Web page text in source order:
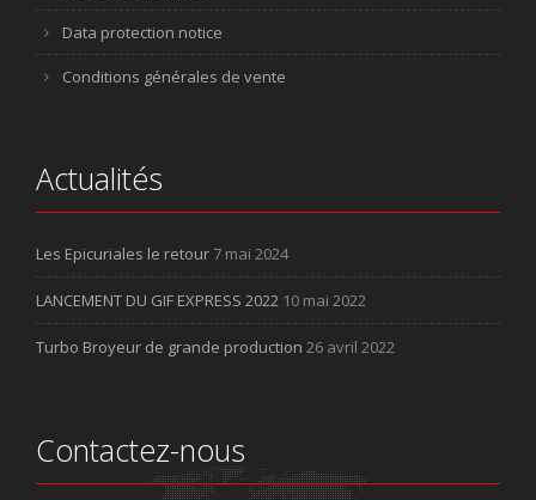
Data protection notice
Conditions générales de vente
Actualités
Les Epicuriales le retour 7 mai 2024
LANCEMENT DU GIF EXPRESS 2022 10 mai 2022
Turbo Broyeur de grande production 26 avril 2022
Contactez-nous